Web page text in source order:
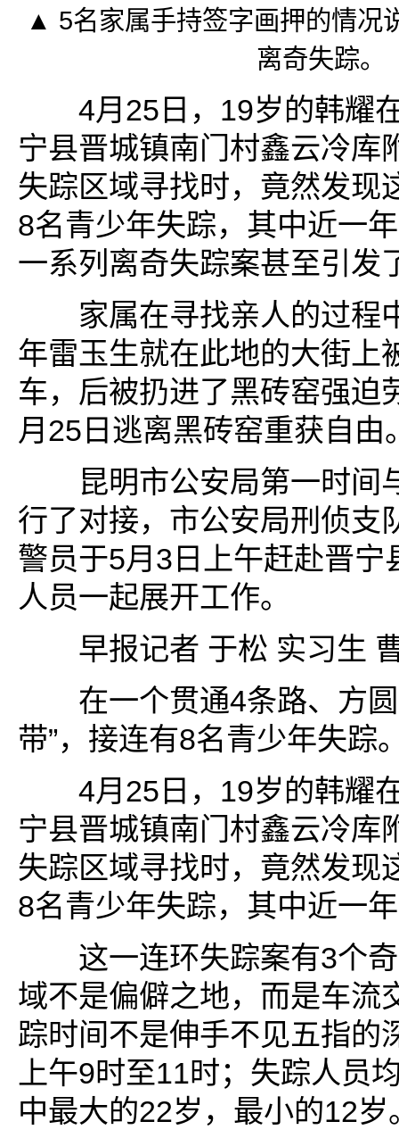
▲ 5名家属手持签字画押的情况
离奇失踪。
4月25日，19岁的韩耀
宁县晋城镇南门村鑫云冷库
失踪区域寻找时，竟然发现
8名青少年失踪，其中近一
一系列离奇失踪案甚至引发
家属在寻找亲人的过程
年雷玉生就在此地的大街上
车，后被扔进了黑砖窑强迫
月25日逃离黑砖窑重获自由
昆明市公安局第一时间
行了对接，市公安局刑侦支
警员于5月3日上午赶赴晋宁
人员一起展开工作。
早报记者 于松 实习生
在一个贯通4条路、方圆
带”，接连有8名青少年失踪
4月25日，19岁的韩耀
宁县晋城镇南门村鑫云冷库
失踪区域寻找时，竟然发现
8名青少年失踪，其中近一
这一连环失踪案有3个奇
域不是偏僻之地，而是车流
踪时间不是伸手不见五指的
上午9时至11时；失踪人员
中最大的22岁，最小的12岁